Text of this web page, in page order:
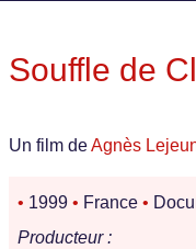
Souffle de
Un film deAgnès
• 1999 • France •
Producteur :